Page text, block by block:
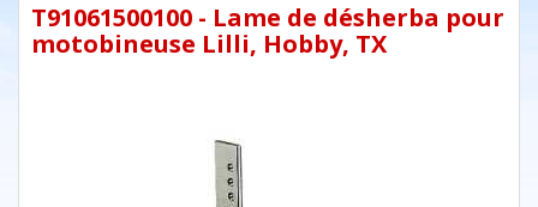
T91061500100 - Lame de désherba pour
motobineuse Lilli, Hobby, TX